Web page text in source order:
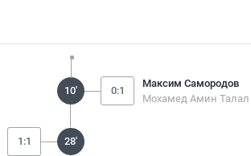
10' 0:1
Максим Самородов
Мохамед Амин Талал
1:1 28'